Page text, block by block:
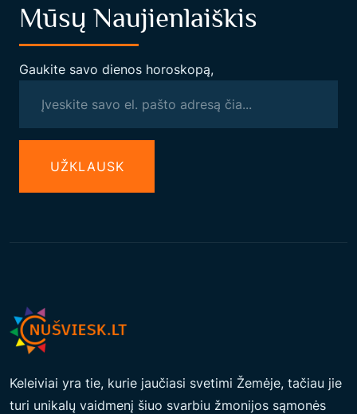
Mūsų Naujienlaiškis
Gaukite savo dienos horoskopą,
UŽКLAUSK
Keleiviai yra tie, kurie jaučiasi svetimi Žemėje, tačiau jie
turi unikalų vaidmenį šiuo svarbiu žmonijos sąmonės